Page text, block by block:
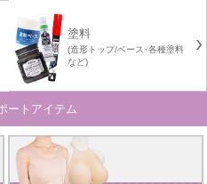
塗料
(造形トップ/ベース･各種塗料
など)
ートアイテム